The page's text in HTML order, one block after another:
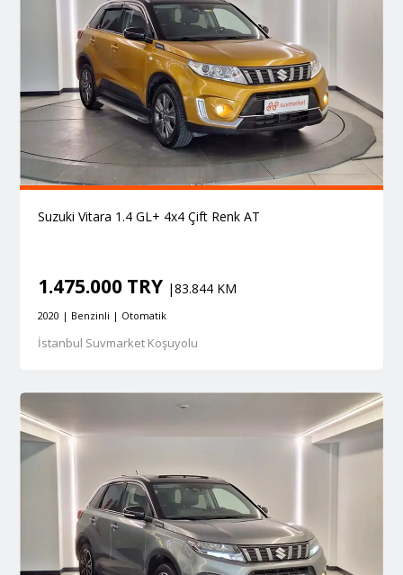
Suzuki Vitara 1.4 GL+ 4x4 Çift Renk AT
1.475.000 TRY |83.844 KM
2020 | Benzinli | Otomatik
İstanbul Suvmarket Koşuyolu